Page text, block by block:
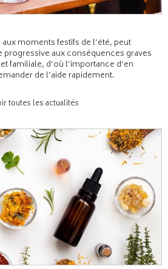
moments festifs de l’été, peut
progressive aux conséquences graves
familiale, d’où l’importance d’en
de l’aide rapidement.
toutes les actualités